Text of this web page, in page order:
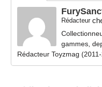
Rédacteur
gammes,
Rédacteur Toyzmag